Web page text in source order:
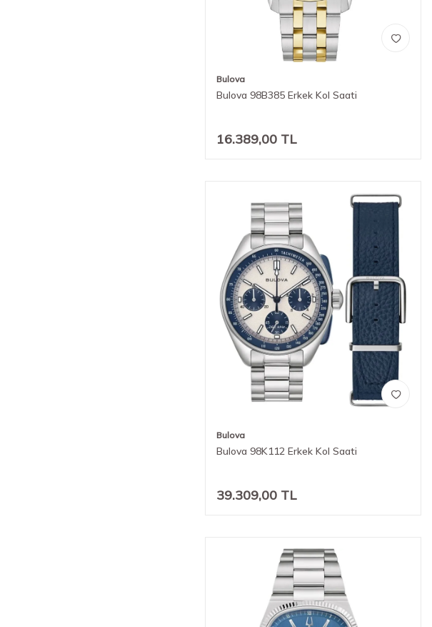
Bulova
Bulova 98B385 Erkek Kol Saati
16.389,00 TL
Bulova
Bulova 98K112 Erkek Kol Saati
39.309,00 TL